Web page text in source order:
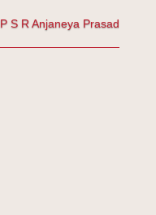
P S R Anjaneya Prasad